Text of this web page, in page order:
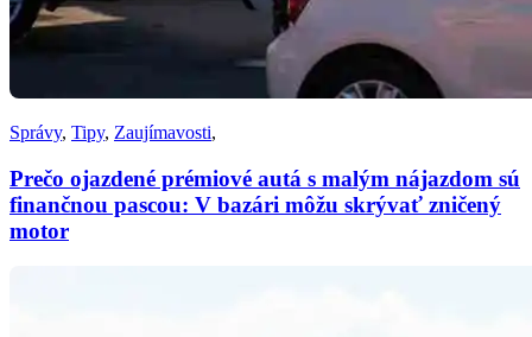
Správy, Tipy, Zaujímavosti,
Prečo ojazdené prémiové autá s malým nájazdom sú
finančnou pascou: V bazári môžu skrývať zničený
motor